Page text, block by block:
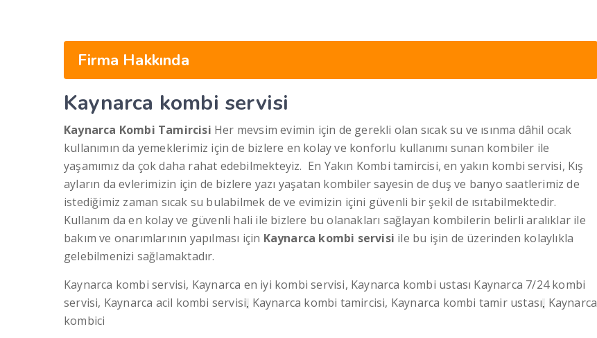
Firma Hakkında
Kaynarca kombi servisi
Kaynarca Kombi Tamircisi Her mevsim evimin için de gerekli olan sıcak su ve ısınma dâhil ocak
kullanımın da yemeklerimiz için de bizlere en kolay ve konforlu kullanımı sunan kombiler ile
yaşamımız da çok daha rahat edebilmekteyiz. En Yakın Kombi tamircisi, en yakın kombi servisi, Kış
ayların da evlerimizin için de bizlere yazı yaşatan kombiler sayesin de duş ve banyo saatlerimiz de
istediğimiz zaman sıcak su bulabilmek de ve evimizin içini güvenli bir şekil de ısıtabilmektedir.
Kullanım da en kolay ve güvenli hali ile bizlere bu olanakları sağlayan kombilerin belirli aralıklar ile
bakım ve onarımlarının yapılması için Kaynarca kombi servisi ile bu işin de üzerinden kolaylıkla
gelebilmenizi sağlamaktadır.
Kaynarca kombi servisi, Kaynarca en iyi kombi servisi, Kaynarca kombi ustası Kaynarca 7/24 kombi
servisi, Kaynarca acil kombi servisi, Kaynarca kombi tamircisi, Kaynarca kombi tamir ustası, Kaynarca
kombici